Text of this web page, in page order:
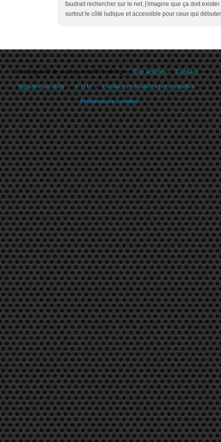
faudrait rechercher sur le net, j'imagine que ça doit
surtout le côté ludique et accessible pour ceux qui
Voir le profil desur le portail Overblog Top articles
Contact
Signaler un abus
C.G.U.
Cookies et données personnelles
Préférences cookies